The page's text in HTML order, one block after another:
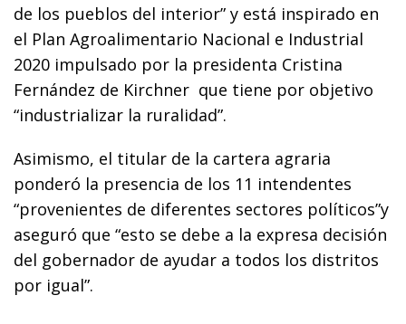
de los pueblos del interior” y está inspirado en
el Plan Agroalimentario Nacional e Industrial
2020 impulsado por la presidenta Cristina
Fernández de Kirchner que tiene por objetivo
“industrializar la ruralidad”.
Asimismo, el titular de la cartera agraria
ponderó la presencia de los 11 intendentes
“provenientes de diferentes sectores políticos”y
aseguró que “esto se debe a la expresa decisión
del gobernador de ayudar a todos los distritos
por igual”.